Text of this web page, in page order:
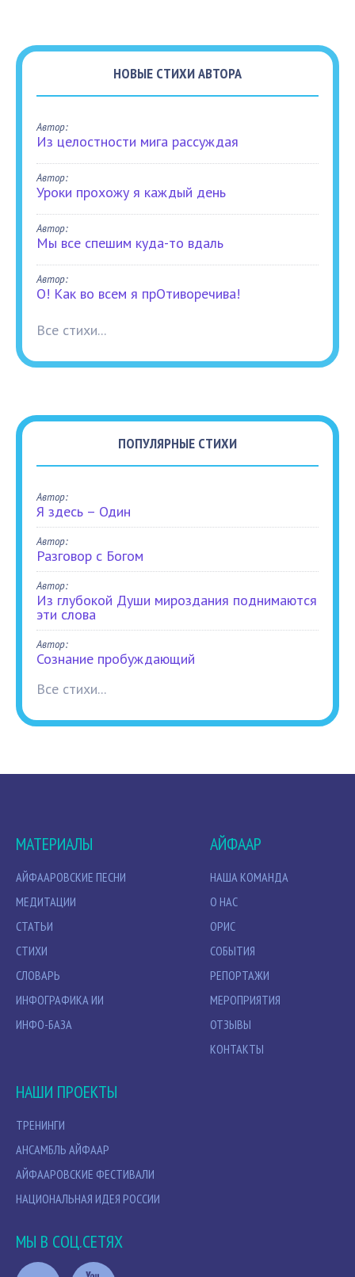
НОВЫЕ СТИХИ АВТОРА
Автор:
Из целостности мига рассуждая
Автор:
Уроки прохожу я каждый день
Автор:
Мы все спешим куда-то вдаль
Автор:
О! Как во всем я прОтиворечива!
Все стихи...
ПОПУЛЯРНЫЕ СТИХИ
Автор:
Я здесь – Один
Автор:
Разговор с Богом
Автор:
Из глубокой Души мироздания поднимаются
эти слова
Автор:
Сознание пробуждающий
Все стихи...
МАТЕРИАЛЫ
АЙФААРОВСКИЕ ПЕСНИ
МЕДИТАЦИИ
СТАТЬИ
СТИХИ
СЛОВАРЬ
ИНФОГРАФИКА ИИ
ИНФО-БАЗА
АЙФААР
НАША КОМАНДА
О НАС
ОРИС
СОБЫТИЯ
РЕПОРТАЖИ
МЕРОПРИЯТИЯ
ОТЗЫВЫ
КОНТАКТЫ
НАШИ ПРОЕКТЫ
ТРЕНИНГИ
АНСАМБЛЬ АЙФААР
АЙФААРОВСКИЕ ФЕСТИВАЛИ
НАЦИОНАЛЬНАЯ ИДЕЯ РОССИИ
МЫ В СОЦ.СЕТЯХ